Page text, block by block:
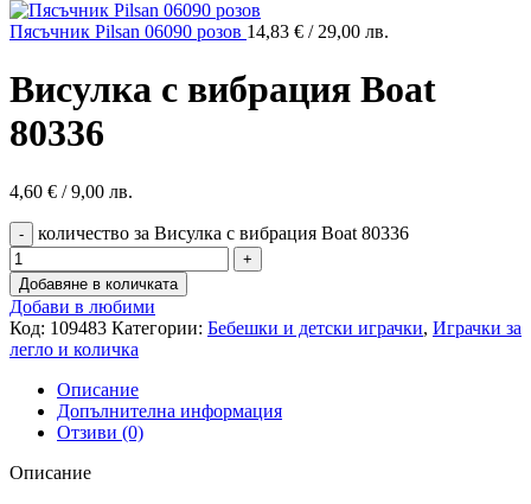
Пясъчник Pilsan 06090 розов 14,83 € / 29,00 лв.
Висулка с вибрация Boat
80336
4,60 € / 9,00 лв.
количество за Висулка с вибрация Boat 80336
Добавяне в количката
Добави в любими
Код: 109483 Категории: Бебешки и детски играчки, Играчки за
легло и количка
Описание
Допълнителна информация
Отзиви (0)
Описание